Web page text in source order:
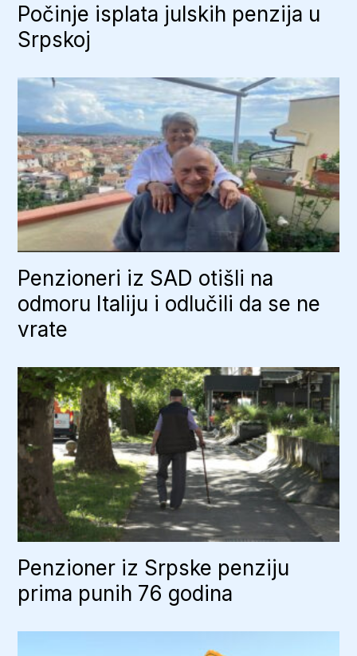
Počinje isplata julskih penzija u
Srpskoj
Penzioneri iz SAD otišli na
odmoru Italiju i odlučili da se ne
vrate
Penzioner iz Srpske penziju
prima punih 76 godina